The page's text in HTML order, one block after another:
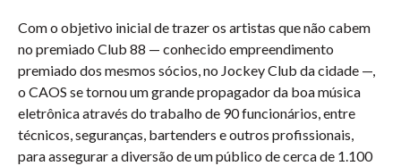
Com o objetivo inicial de trazer os artistas que não cabem
no premiado Club 88 — conhecido empreendimento
premiado dos mesmos sócios, no Jockey Club da cidade —,
o CAOS se tornou um grande propagador da boa música
eletrônica através do trabalho de 90 funcionários, entre
técnicos, seguranças, bartenders e outros profissionais,
para assegurar a diversão de um público de cerca de 1.100